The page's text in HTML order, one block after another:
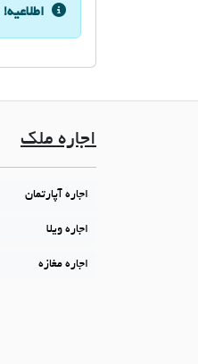
اطلاعیه!
اجاره ملک
اجاره آپارتمان
اجاره ویلا
اجاره مغازه